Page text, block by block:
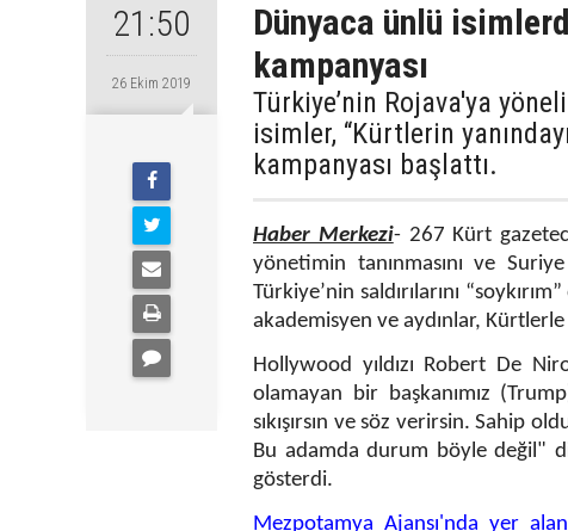
21:50
26 Ekim 2019
Dünyaca ünlü
kampanyası
Türkiye’nin Rojava'ya
isimler, “Kürtlerin
kampanyası başlattı.
Haber Merkezi- 267 Kürt
yönetimin tanınmasını ve
Türkiye’nin saldırılarını
akademisyen ve aydınlar, Kürtlerle
Hollywood yıldızı Robert De
olamayan bir başkanımız
sıkışırsın ve söz verirsin. Sahip
Bu adamda durum böyle değil"
gösterdi.
Mezpotamya Ajansı'nda yer